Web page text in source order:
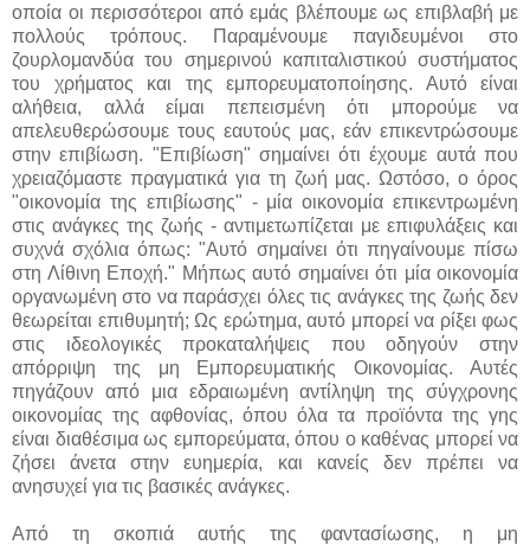
οποία οι περισσότεροι από εμάς βλέπουμε ως επιβλαβή με
πολλούς τρόπους. Παραμένουμε παγιδευμένοι στο
ζουρλομανδύα του σημερινού καπιταλιστικού συστήματος
του χρήματος και της εμπορευματοποίησης. Αυτό είναι
αλήθεια, αλλά είμαι πεπεισμένη ότι μπορούμε να
απελευθερώσουμε τους εαυτούς μας, εάν επικεντρώσουμε
στην επιβίωση. "Επιβίωση" σημαίνει ότι έχουμε αυτά που
χρειαζόμαστε πραγματικά για τη ζωή μας. Ωστόσο, ο όρος
"οικονομία της επιβίωσης" - μία οικονομία επικεντρωμένη
στις ανάγκες της ζωής - αντιμετωπίζεται με επιφυλάξεις και
συχνά σχόλια όπως: "Αυτό σημαίνει ότι πηγαίνουμε πίσω
στη Λίθινη Εποχή." Μήπως αυτό σημαίνει ότι μία οικονομία
οργανωμένη στο να παράσχει όλες τις ανάγκες της ζωής δεν
θεωρείται επιθυμητή; Ως ερώτημα, αυτό μπορεί να ρίξει φως
στις ιδεολογικές προκαταλήψεις που οδηγούν στην
απόρριψη της μη Εμπορευματικής Οικονομίας. Αυτές
πηγάζουν από μια εδραιωμένη αντίληψη της σύγχρονης
οικονομίας της αφθονίας, όπου όλα τα προϊόντα της γης
είναι διαθέσιμα ως εμπορεύματα, όπου ο καθένας μπορεί να
ζήσει άνετα στην ευημερία, και κανείς δεν πρέπει να
ανησυχεί για τις βασικές ανάγκες.
Από τη σκοπιά αυτής της φαντασίωσης, η μη